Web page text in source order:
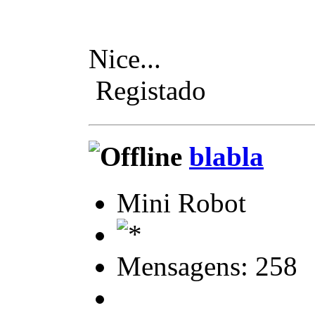
Nice...
Registado
blabla
Mini Robot
Mensagens: 258